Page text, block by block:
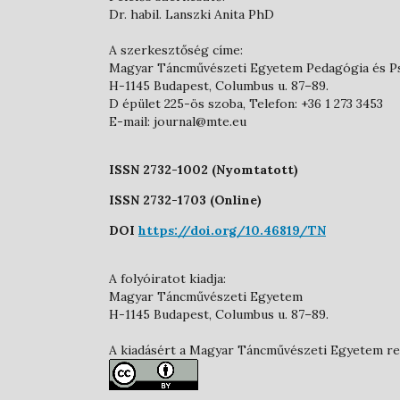
Dr. habil. Lanszki Anita PhD
A szerkesztőség címe:
Magyar Táncművészeti Egyetem Pedagógia és
H-1145 Budapest, Columbus u. 87–89.
D épület 225-ös szoba, Telefon: +36 1 273 3453
E-mail: journal@mte.eu
ISSN 2732-1002 (Nyomtatott)
ISSN 2732-1703 (Online)
DOI https://doi.org/10.46819/TN
A folyóiratot kiadja:
Magyar Táncművészeti Egyetem
H-1145 Budapest, Columbus u. 87–89.
A kiadásért a Magyar Táncművészeti Egyetem